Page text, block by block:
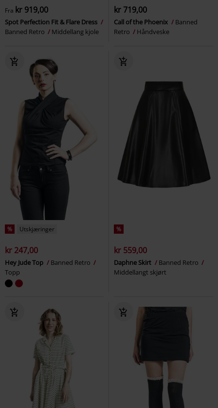
Fra kr 919,00
Spot Perfection Fit & Flare Dress
Banned Retro
Middellang kjole
kr 719,00
Call of the Phoenix
Banned
Retro
Håndveske
% Utskjæringer
kr 247,00
Hey Jude Top
Banned Retro
Topp
%
kr 559,00
Daphne Skirt
Banned Retro
Middellangt skjørt